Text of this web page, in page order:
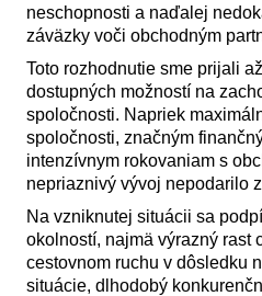
neschopnosti a naďalej
záväzky voči obchodným
Toto rozhodnutie sme prijali
dostupných možností na
spoločnosti. Napriek
spoločnosti, značným
intenzívnym rokovaniam s
nepriaznivý vývoj nepodarilo
Na vzniknutej situácii sa
okolností, najmä výrazný rast
cestovnom ruchu v dôsledku
situácie, dlhodobý